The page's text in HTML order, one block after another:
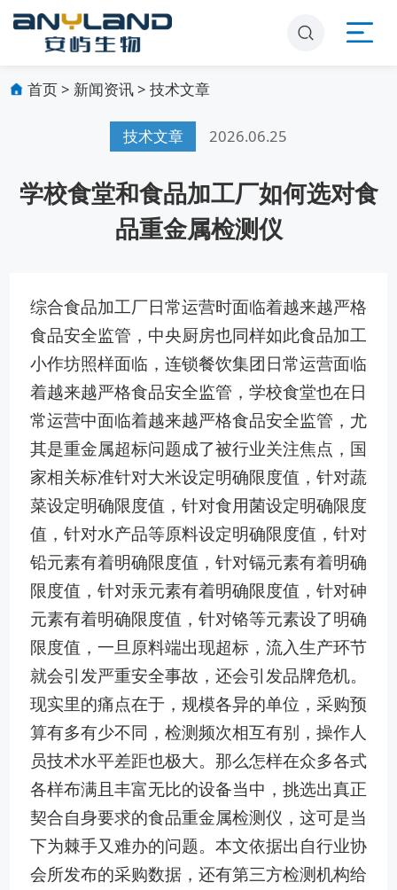
首页> 新闻资讯> 技术文章
技术文章 2026.06.25
学校食堂和食品加工厂如何选对食
品重金属检测仪
综合食品加工厂日常运营时面临着越来越严格
食品安全监管，中央厨房也同样如此食品加工
小作坊照样面临，连锁餐饮集团日常运营面临
着越来越严格食品安全监管，学校食堂也在日
常运营中面临着越来越严格食品安全监管，尤
其是重金属超标问题成了被行业关注焦点，国
家相关标准针对大米设定明确限度值，针对蔬
菜设定明确限度值，针对食用菌设定明确限度
值，针对水产品等原料设定明确限度值，针对
铅元素有着明确限度值，针对镉元素有着明确
限度值，针对汞元素有着明确限度值，针对砷
元素有着明确限度值，针对铬等元素设了明确
限度值，一旦原料端出现超标，流入生产环节
就会引发严重安全事故，还会引发品牌危机。
现实里的痛点在于，规模各异的单位，采购预
算有多有少不同，检测频次相互有别，操作人
员技术水平差距也极大。那么怎样在众多各式
各样布满且丰富无比的设备当中，挑选出真正
契合自身要求的食品重金属检测仪，这可是当
下为棘手又难办的问题。本文依据出自行业协
会所发布的采购数据，还有第三方检测机构给